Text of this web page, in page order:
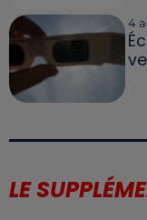
4
LE